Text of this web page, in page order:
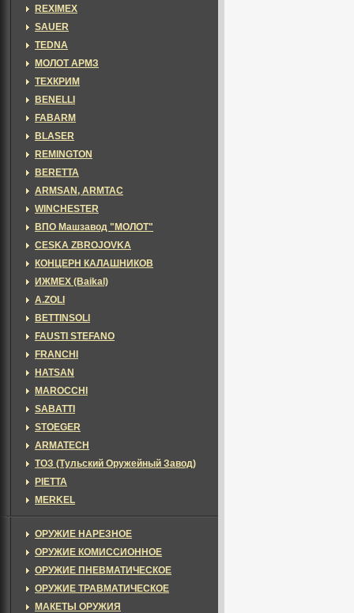
REXIMEX
SAUER
TEDNA
МОЛОТ АРМЗ
ТЕХКРИМ
BENELLI
FABARM
BLASER
REMINGTON
BERETTA
ARMSAN, ARMTAC
WINCHESTER
ВПО Машзавод "МОЛОТ"
CESKA ZBROJOVKA
КОНЦЕРН КАЛАШНИКОВ
ИЖМЕХ (Baikal)
A.ZOLI
BETTINSOLI
FAUSTI STEFANO
FRANCHI
HATSAN
MAROCCHI
SABATTI
STOEGER
ARMATECH
ТОЗ (Тульский Оружейный Завод)
PIETTA
MERKEL
ОРУЖИЕ НАРЕЗНОЕ
ОРУЖИЕ КОМИССИОННОЕ
ОРУЖИЕ ПНЕВМАТИЧЕСКОЕ
ОРУЖИЕ ТРАВМАТИЧЕСКОЕ
МАКЕТЫ ОРУЖИЯ